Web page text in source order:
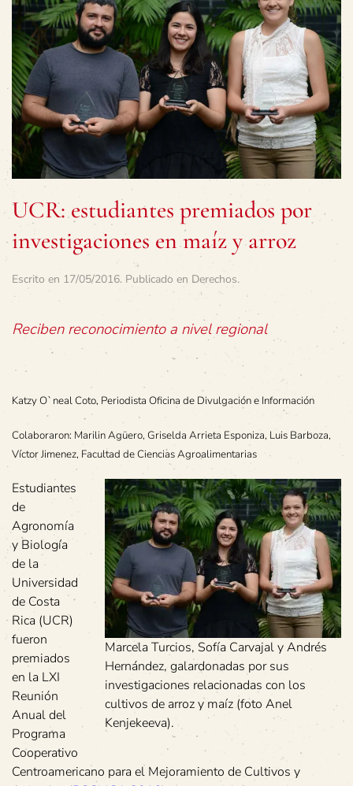
UCR: estudiantes premiados por
investigaciones en maíz y arroz
Escrito en 17/05/2016. Publicado en Derechos.
Reciben reconocimiento a nivel regional
Katzy O`neal Coto, Periodista Oficina de Divulgación e Información
Colaboraron: Marilin Agüero, Griselda Arrieta Esponiza, Luis Barboza,
Víctor Jimenez, Facultad de Ciencias Agroalimentarias
Marcela Turcios, Sofía Carvajal y Andrés
Hernández, galardonadas por sus
investigaciones relacionadas con los
cultivos de arroz y maíz (foto Anel
Kenjekeeva).
Estudiantes
de
Agronomía
y Biología
de la
Universidad
de Costa
Rica (UCR)
fueron
premiados
en la LXI
Reunión
Anual del
Programa
Cooperativo
Centroamericano para el Mejoramiento de Cultivos y